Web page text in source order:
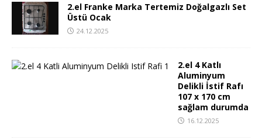
2.el Franke Marka Tertemiz Doğalgazlı Set
Üstü Ocak
24.12.2025
2.el 4 Katlı
Aluminyum
Delikli İstif Rafı
107 x 170 cm
sağlam durumda
16.12.2025